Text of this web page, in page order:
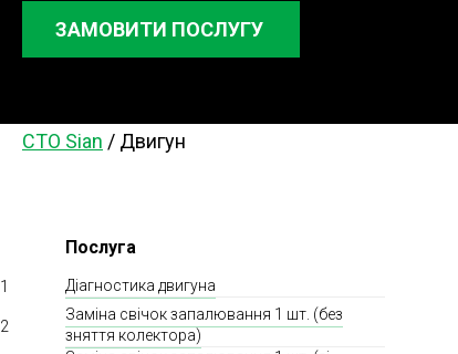
Гальмівна система Заміна Ременей
ЗАМОВИТИ ПОСЛУГУ
СТО Sian / Двигун
Послуга
1 Діагностика двигуна
2
Заміна свічок запалювання 1 шт. (без
зняття колектора)